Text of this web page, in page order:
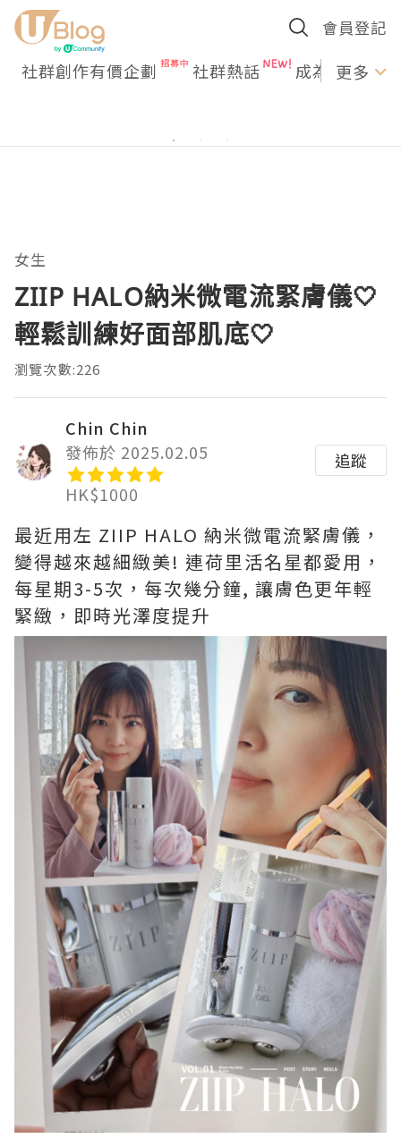
會員登記
社群創作有價企劃 社群熱話 成為U更多
女生
ZIIP HALO納米微電流緊膚儀🤍
輕鬆訓練好面部肌底🤍
瀏覽次數:226
Chin Chin
發佈於 2025.02.05
HK$1000
追蹤
最近用左 ZIIP HALO 納米微電流緊膚儀，
變得越來越細緻美! 連荷里活名星都愛用，
每星期3-5次，每次幾分鐘, 讓膚色更年輕
緊緻，即時光澤度提升